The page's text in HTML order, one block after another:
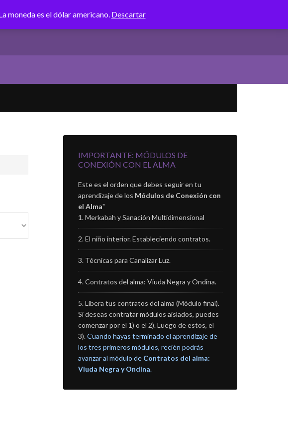
moneda es el dólar americano. Descartar
IMPORTANTE: MÓDULOS DE
CONEXIÓN CON EL ALMA
Este es el orden que debes seguir en tu
aprendizaje de los Módulos de Conexión con
el Alma"
Merkabah y Sanación Multidimensional
El niño interior. Estableciendo contratos.
Técnicas para Canalizar Luz.
Contratos del alma: Viuda Negra y Ondina.
Libera tus contratos del alma (Módulo final).
Si deseas contratar módulos aislados, puedes
comenzar por el 1) o el 2). Luego de estos, el
3).Cuando hayas terminado el aprendizaje de
los tres primeros módulos, recién podrás
avanzar al módulo de Contratos del alma:
Viuda Negra y Ondina.